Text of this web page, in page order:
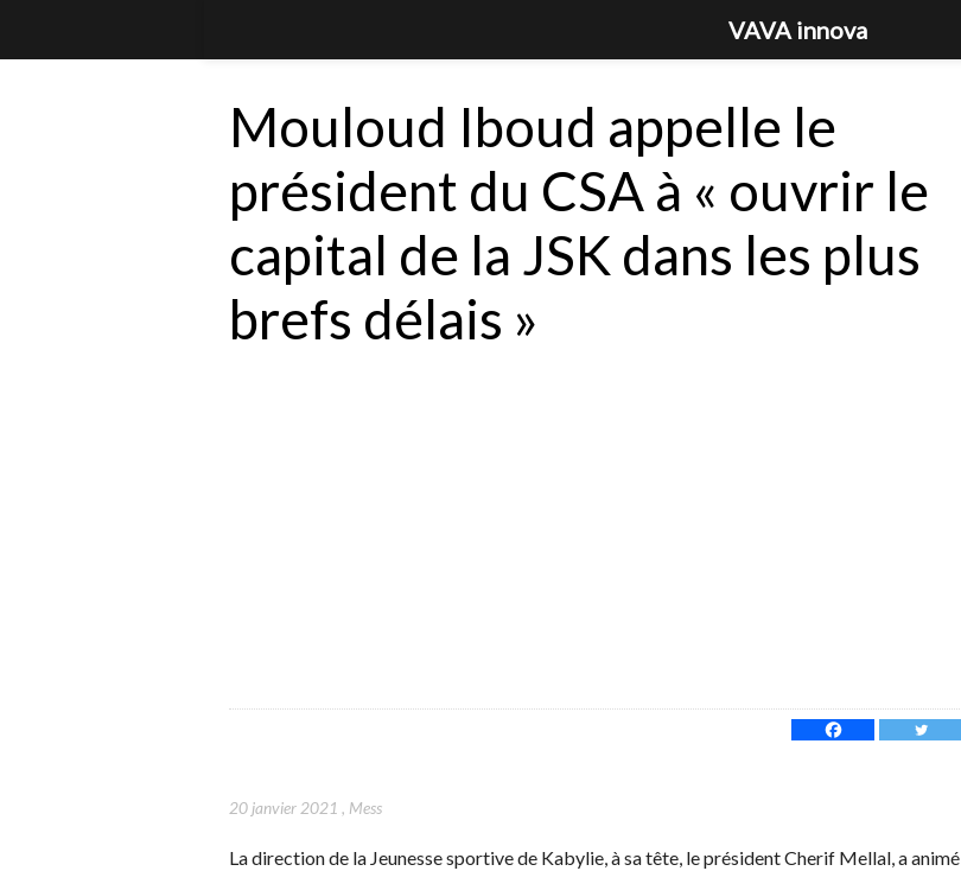
Mouloud Iboud appelle le
président du CSA à « ouvrir le
capital de la JSK dans les plus
brefs délais »
20 janvier 2021 , Mess
La direction de la Jeunesse sportive de Kabylie, à sa tête, le président Cherif Mellal, a animé
VAVA innova